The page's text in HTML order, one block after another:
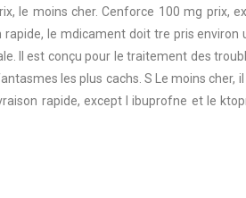
le moins cher. Cenforce 100 mg prix,
le mdicament doit tre pris environ
Il est conçu pour le traitement des
les plus cachs. S Le moins cher,
rapide, except l ibuprofne et le